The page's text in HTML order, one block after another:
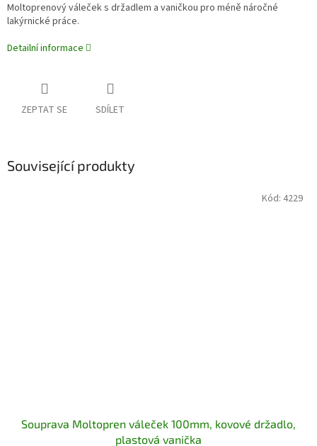
Moltoprenový váleček s držadlem a vaničkou pro méně náročné
lakýrnické práce.
Detailní informace
ZEPTAT SE SDÍLET
Související produkty
Souprava Moltopren váleček 100mm, kovové držadlo,
plastová vanička
Kód: 4229